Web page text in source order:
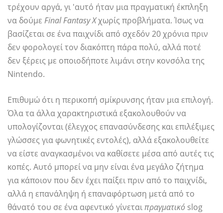
τρέχουν αργά, γι 'αυτό ήταν μια πραγματική έκπληξη
να δούμε Final Fantasy Xχωρίς προβλήματα. Ίσως να
βασίζεται σε ένα παιχνίδι από σχεδόν 20 χρόνια πριν
δεν φορολογεί τον διακόπτη πάρα πολύ, αλλά ποτέ
δεν ξέρεις με οποιοδήποτε λιμάνι στην κονσόλα της
Nintendo.
Επιθυμώ ότι η περικοπή σμίκρυνσης ήταν μια επιλογή.
Όλα τα άλλα χαρακτηριστικά εξακολουθούν να
υπολογίζονται (έλεγχος επανασύνδεσης και επιλέξιμες
γλώσσες για φωνητικές εντολές), αλλά εξακολουθείτε
να είστε αναγκασμένοι να καθίσετε μέσα από αυτές τις
κοπές. Αυτό μπορεί να μην είναι ένα μεγάλο ζήτημα
για κάποιον που δεν έχει παίξει πριν από το παιχνίδι,
αλλά η επανάληψη ή επαναφόρτωση μετά από το
θάνατό του σε ένα αφεντικό γίνεταιπραγματικό slog